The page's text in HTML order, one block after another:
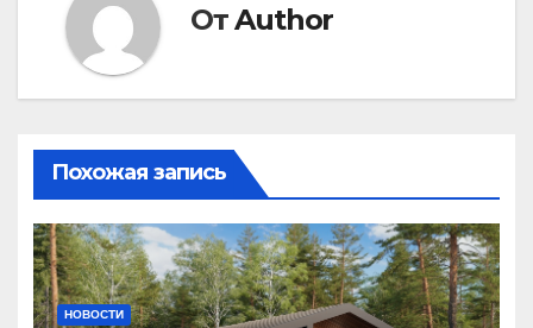
ОтAuthor
Похожая запись
НОВОСТИ